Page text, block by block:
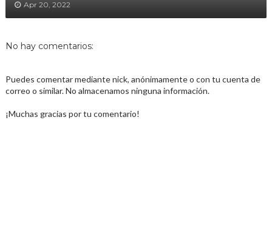
Apr 20, 2022
No hay comentarios:
Puedes comentar mediante nick, anónimamente o con tu cuenta de
correo o similar. No almacenamos ninguna información.
¡Muchas gracias por tu comentario!